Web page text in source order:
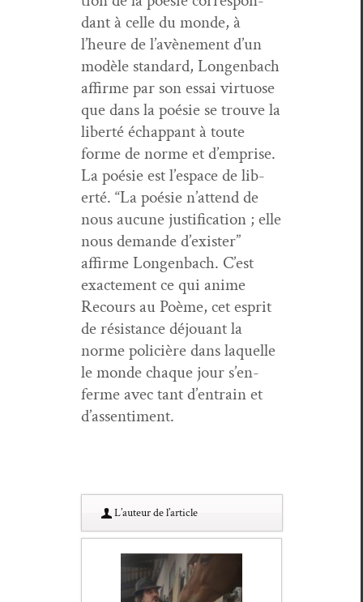
dant à celle du monde, à
l’heure de l’avène­ment d’un
mod­èle stan­dard, Lon­gen­bach
affirme par son essai vir­tu­ose
que dans la poésie se trou­ve la
lib­erté échap­pant à toute
forme de norme et d’emprise.
La poésie est l’e­space de lib­
erté. “La poésie n’at­tend de
nous aucune jus­ti­fi­ca­tion ; elle
nous demande d’ex­is­ter”
affirme Lon­gen­bach. C’est
exacte­ment ce qui ani­me
Recours au Poème, cet esprit
de résis­tance déjouant la
norme poli­cière dans laque­lle
le monde chaque jour s’en­
ferme avec tant d’en­train et
d’assentiment.
L’au­teur de l’article